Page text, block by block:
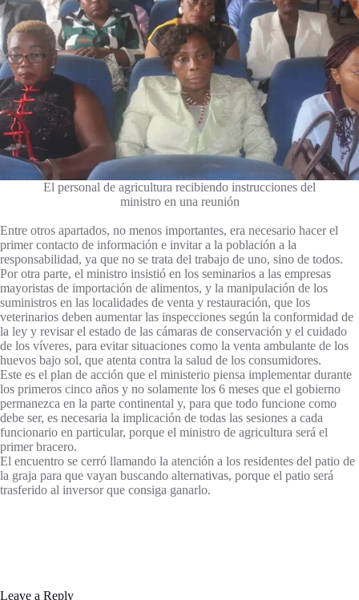
El personal de agricultura recibiendo instrucciones del
ministro en una reunión
Entre otros apartados, no menos importantes, era necesario hacer el
primer contacto de información e invitar a la población a la
responsabilidad, ya que no se trata del trabajo de uno, sino de todos.
Por otra parte, el ministro insistió en los seminarios a las empresas
mayoristas de importación de alimentos, y la manipulación de los
suministros en las localidades de venta y restauración, que los
veterinarios deben aumentar las inspecciones según la conformidad de
la ley y revisar el estado de las cámaras de conservación y el cuidado
de los víveres, para evitar situaciones como la venta ambulante de los
huevos bajo sol, que atenta contra la salud de los consumidores.
Este es el plan de acción que el ministerio piensa implementar durante
los primeros cinco años y no solamente los 6 meses que el gobierno
permanezca en la parte continental y, para que todo funcione como
debe ser, es necesaria la implicación de todas las sesiones a cada
funcionario en particular, porque el ministro de agricultura será el
primer bracero.
El encuentro se cerró llamando la atención a los residentes del patio de
la graja para que vayan buscando alternativas, porque el patio será
trasferido al inversor que consiga ganarlo.
Leave a Reply